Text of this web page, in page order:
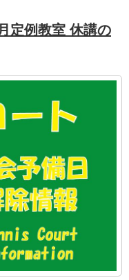
定例教室 休講の